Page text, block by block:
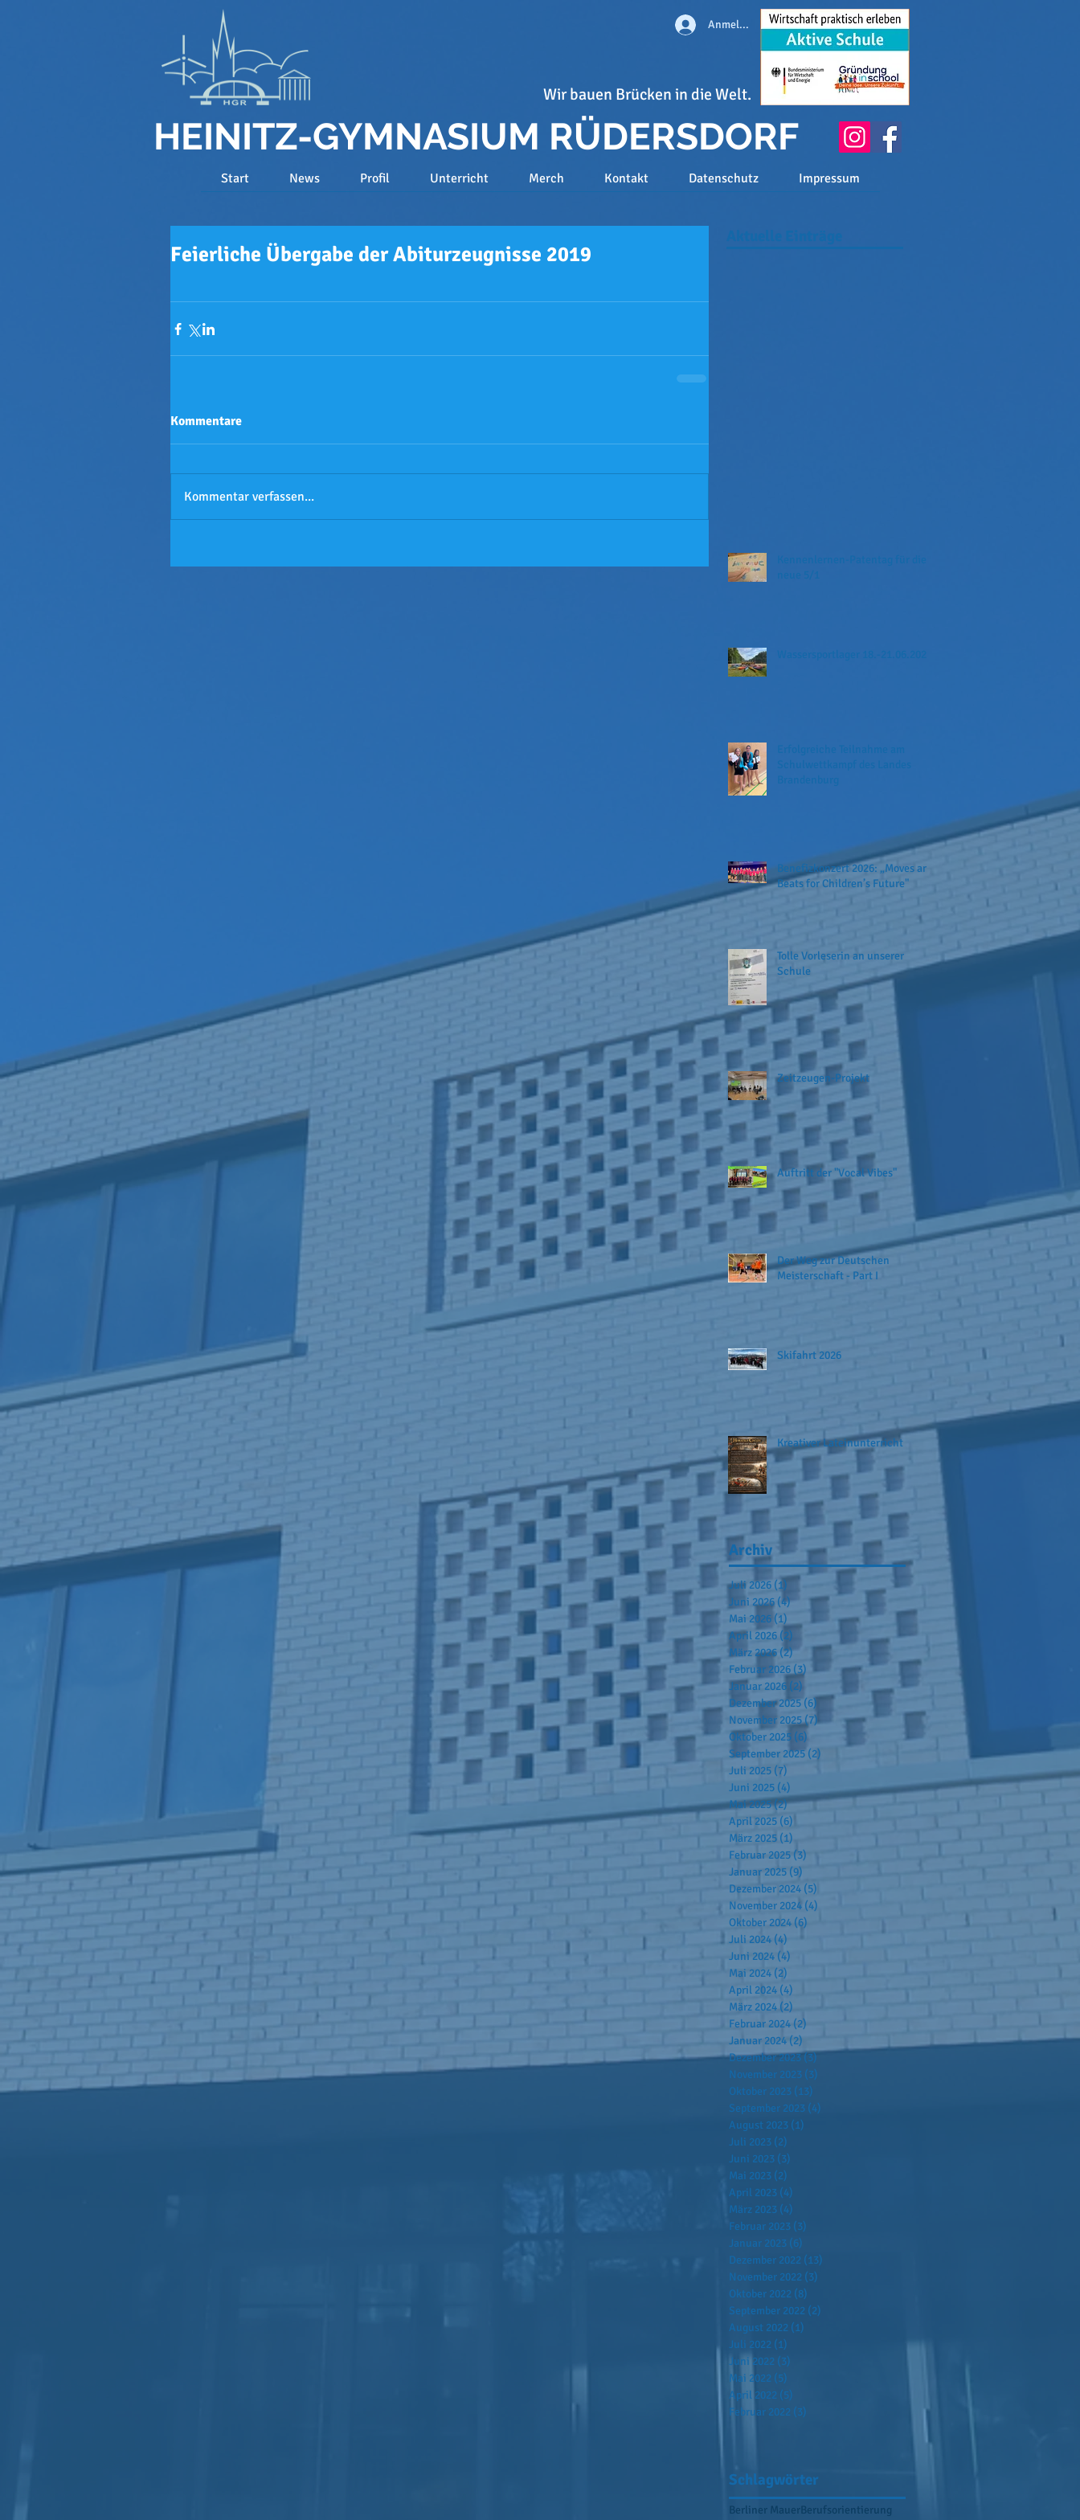
Anmelden
Wir bauen Brücken in die Welt.
HEINITZ-GYMNASIUM RÜDERSDORF
Start News Profil Unterricht Merch Kontakt Datenschutz Impressum
Feierliche Übergabe der Abiturzeugnisse 2019
Kommentare
Kommentar verfassen...
Kennenlernen-Patentag für die
neue 5/1
Wassersportlager 18.-21.06.2026
Erfolgreiche Teilnahme am
Schulwettkampf des Landes
Brandenburg
Benefizkonzert 2026: „Moves and
Beats for Children’s Future"
Tolle Vorleserin an unserer
Schule
Zeitzeugen-Projekt
Auftritt der "Vocal Vibes"
Der Weg zur Deutschen
Meisterschaft - Part I
Skifahrt 2026
Kreativer Lateinunterricht
Archiv
Juli 2026 (1)
Juni 2026 (4)4 Beiträge
Mai 2026 (1)
April 2026 (2)
März 2026 (2)2 Beiträge
Februar 2026 (3) 3 Beiträge
Januar 2026 (2)
Dezember 2025 (6)
November 2025(7) 7 Beiträge
Oktober 2025 (6)
September 2025 (2)
Juli 2025 (7)
Juni 2025 (4)
Mai 2025(2)2 Beiträge
April 2025 (6)
März 2025 (1)
Februar 2025 (3)
Januar 2025 (9)
Dezember 2024 (5)
November 2024 (4)
Oktober 2024 (6)
Juli 2024 (4) 4 Beiträge
Juni 2024 (4)
Mai 2024 (2)
April 2024 (4)
März 2024 (2)
Februar 2024 (2)
Januar 2024 (2)
Dezember 2023 (3)
November 2023 (3)
Oktober 2023 (13)
September 2023 (4)
August 2023 (1)
Juli 2023 (2)
Juni 2023 (3)
Mai 2023 (2)
April 2023 (4)
März 2023 (4)
Februar 2023 (3)
Januar 2023 (6)
Dezember 2022 (13)
November 2022 (3)
Oktober 2022 (8)
September 2022 (2)
August 2022 (1)
Juli 2022 (1)
Juni 2022 (3)
Mai 2022 (5)
April 2022 (5)
Februar 2022 (3)
Schlagwörter
Berliner MauerBerufsorientierung